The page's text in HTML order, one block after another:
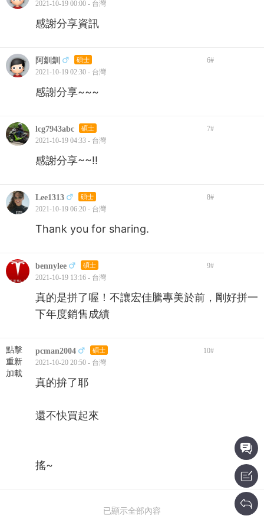
2021-10-19 00:00 - 台灣
感謝分享資訊
阿釧釧 碩士 6#
2021-10-19 02:30 - 台灣
感謝分享~~~
lcg7943abc 碩士 7#
2021-10-19 04:33 - 台灣
感謝分享~~!!
Lee1313 碩士 8#
2021-10-19 06:20 - 台灣
Thank you for sharing.
bennylee 碩士 9#
2021-10-19 13:16 - 台灣
真的是拼了喔！不讓宏佳騰專美於前，剛好拼一
下年度銷售成績
點擊
重新
加載
pcman2004 碩士 10#
2021-10-20 20:50 - 台灣
真的拚了耶
還不快買起來
搖~
已顯示全部內容